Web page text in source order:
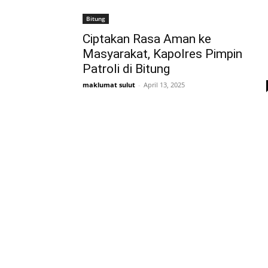
Bitung
Ciptakan Rasa Aman ke
Masyarakat, Kapolres Pimpin
Patroli di Bitung
maklumat sulut - April 13, 2025